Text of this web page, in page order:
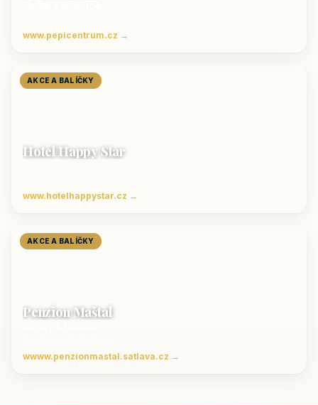
www.pepicentrum.cz →
AKCE A BALÍČKY
Hotel Happy Star
www.hotelhappystar.cz →
AKCE A BALÍČKY
Penzion Maštal
wwww.penzionmastal.satlava.cz →